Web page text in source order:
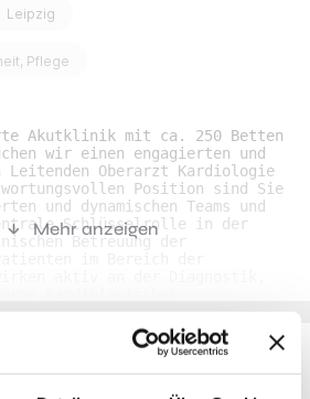
Leipzig
Pflege
Akutklinik mit ca. 250 Betten
wir einen engagierten und
Oberarzt Kardiologie
Position sind Sie
und dynamischen Teams und
Schlüsselrolle in der
Betreuung der
und tragen durch Ihre
zur Qualität und
kardiologischen Versorgung
Mehr anzeigen